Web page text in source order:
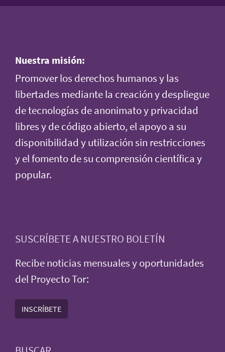
Nuestra misión:
Promover los derechos humanos y las
libertades mediante la creación y despliegue
de tecnologías de anonimato y privacidad
libres y de código abierto, el apoyo a su
disponibilidad y utilización sin restricciones
y el fomento de su comprensión científica y
popular.
SUSCRÍBETE A NUESTRO BOLETÍN
Recibe noticias mensuales y oportunidades
del Proyecto Tor:
INSCRÍBETE